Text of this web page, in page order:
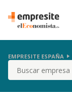
EMPRESITE ESPAÑA
Buscar